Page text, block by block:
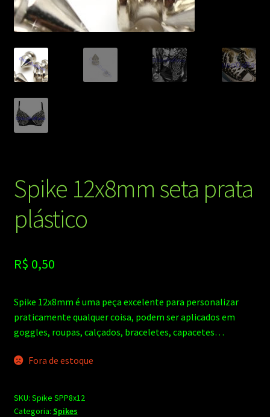
Spike 12x8mm seta prata
plástico
R$ 0,50
Spike 12x8mm é uma peça excelente para personalizar
praticamente qualquer coisa, podem ser aplicados em
goggles, roupas, calçados, braceletes, capacetes…
Fora de estoque
SKU: Spike SPP8x12
Categoria: Spikes